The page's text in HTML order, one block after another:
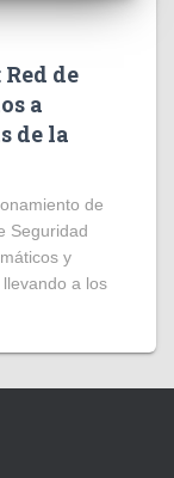
de
a
de la
de
Seguridad
y
a los